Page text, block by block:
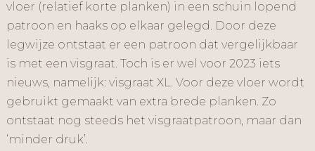
vloer (relatief korte planken) in een schuin lopend
patroon en haaks op elkaar gelegd. Door deze
legwijze ontstaat er een patroon dat vergelijkbaar
is met een visgraat. Toch is er wel voor 2023 iets
nieuws, namelijk: visgraat XL. Voor deze vloer wordt
gebruikt gemaakt van extra brede planken. Zo
ontstaat nog steeds het visgraatpatroon, maar dan
‘minder druk’.